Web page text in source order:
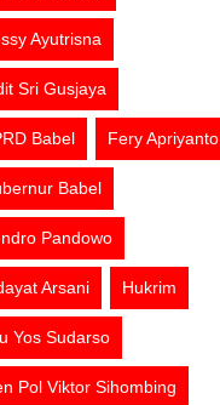
Ayutrisna
Sri Gusjaya
Babel Fery Apriyanto
Babel
Pandowo
Arsani Hukrim
Yos Sudarso
Pol Viktor Sihombing